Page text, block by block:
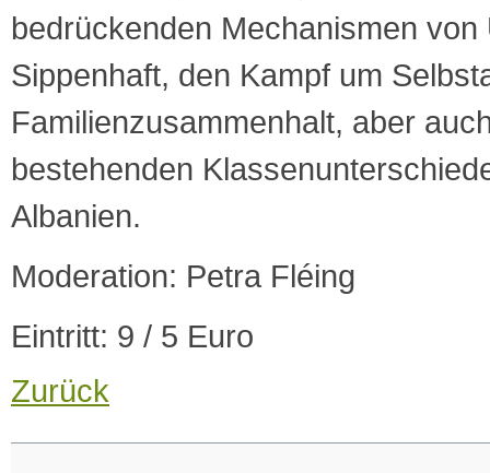
bedrückenden Mechanismen
Sippenhaft, den Kampf um
Familienzusammenhalt, aber
bestehenden
Albanien.
Moderation: Petra Fléing
Eintritt: 9 / 5 Euro
Zurück